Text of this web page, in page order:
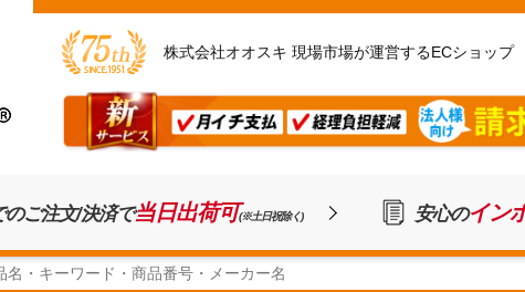
株式会社オオスキ 現場市場が運営するECショップ
のご注文/決済で当日出荷可(※土日祝除く) 安心のイン